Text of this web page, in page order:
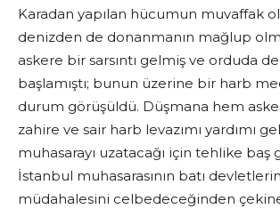
Karadan yapılan hücumun muvaffak
denizden de donanmanın mağlup
askere bir sarsıntı gelmiş ve orduda
başlamıştı; bunun üzerine bir harb
durum görüşüldü. Düşmana hem
zahire ve sair harb levazımı yardımı
muhasarayı uzatacağı için tehlike baş
İstanbul muhasarasının batı
müdahalesini celbedeceğinden